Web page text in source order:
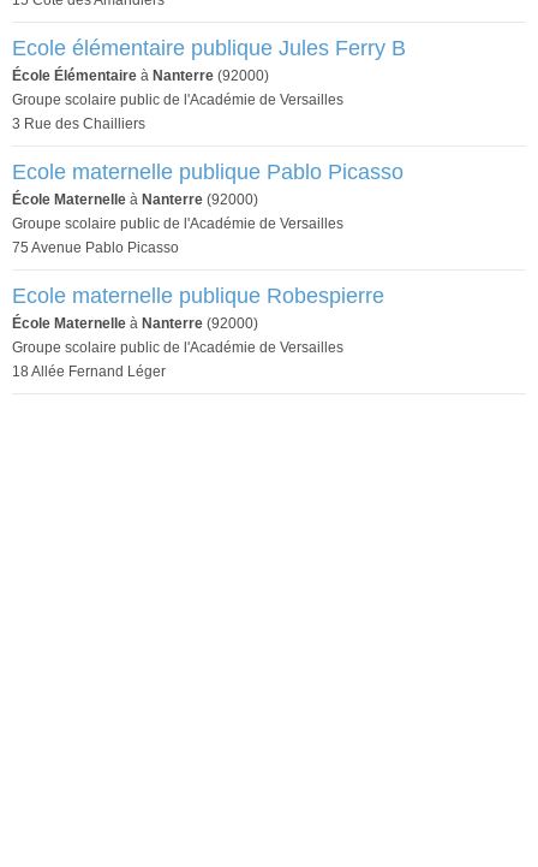
Ecole élémentaire publique Jules Ferry B
École Élémentaire à Nanterre (92000)
Groupe scolaire public de l'Académie de Versailles
3 Rue des Chailliers
Ecole maternelle publique Pablo Picasso
École Maternelle à Nanterre (92000)
Groupe scolaire public de l'Académie de Versailles
75 Avenue Pablo Picasso
Ecole maternelle publique Robespierre
École Maternelle à Nanterre (92000)
Groupe scolaire public de l'Académie de Versailles
18 Allée Fernand Léger